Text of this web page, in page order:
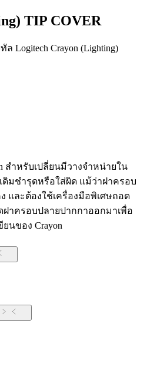
TIP COVER
Logitech Crayon (Lighting)
สำหรับเปลี่ยนมีวางจำหน่ายใน
มชำรุดหรือใส่ผิด แม้ว่าฝาครอบ
และต้องใช้เครื่องมือพิเศษถอด
าครอบปลายปากกาออกมาเพื่อ
นของ Crayon